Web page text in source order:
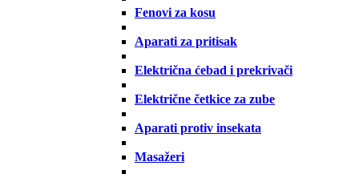
Fenovi za kosu
Aparati za pritisak
Električna ćebad i prekrivači
Električne četkice za zube
Aparati protiv insekata
Masažeri